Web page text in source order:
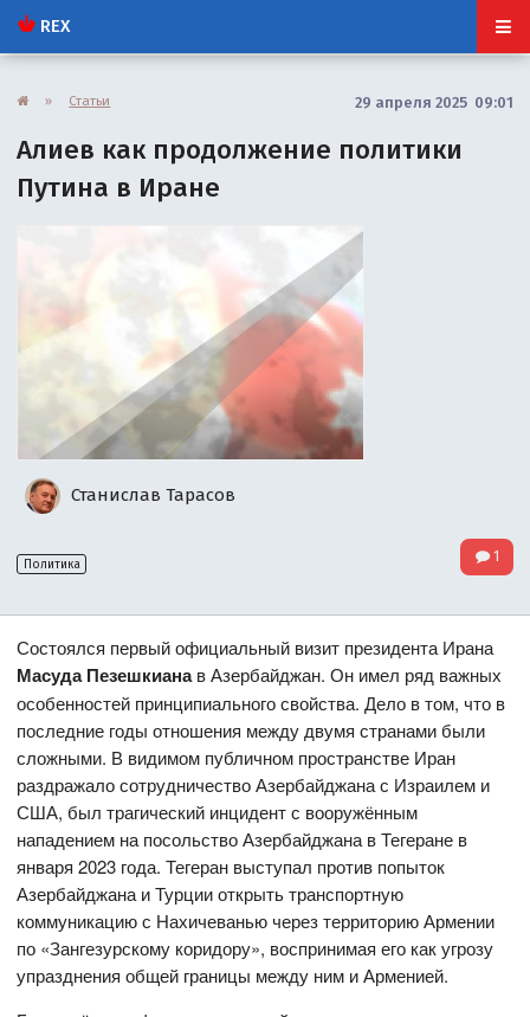
REX
» Статьи 29 апреля 2025 09:01
Алиев как продолжение политики
Путина в Иране
Станислав Тарасов
Политика 1
Состоялся первый официальный визит президента Ирана
Масуда Пезешкианав Азербайджан. Он имел ряд важных
особенностей принципиального свойства. Дело в том, что в
последние годы отношения между двумя странами были
сложными. В видимом публичном пространстве Иран
раздражало сотрудничество Азербайджана с Израилем и
США, был трагический инцидент с вооружённым
нападением на посольство Азербайджана в Тегеране в
января 2023 года. Тегеран выступал против попыток
Азербайджана и Турции открыть транспортную
коммуникацию с Нахичеванью через территорию Армении
по «Зангезурскому коридору», воспринимая его как угрозу
упразднения общей границы между ним и Арменией.